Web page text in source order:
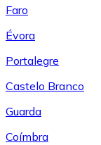
Faro
Évora
Portalegre
Castelo Branco
Guarda
Coímbra